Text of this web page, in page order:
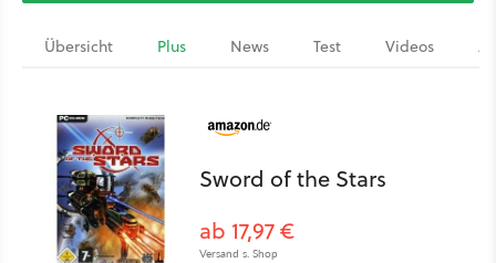
Übersicht Plus News Test Videos
Sword of the Stars
ab 17,97 €
Versand s. Shop